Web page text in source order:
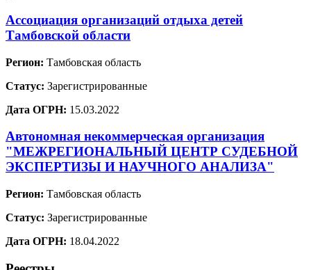
Ассоциация организаций отдыха детей
Тамбовской области
Регион: Тамбовская область
Статус: Зарегистрированные
Дата ОГРН: 15.03.2022
Автономная некоммерческая организация
"МЕЖРЕГИОНАЛЬНЫЙ ЦЕНТР СУДЕБНОЙ
ЭКСПЕРТИЗЫ И НАУЧНОГО АНАЛИЗА"
Регион: Тамбовская область
Статус: Зарегистрированные
Дата ОГРН: 18.04.2022